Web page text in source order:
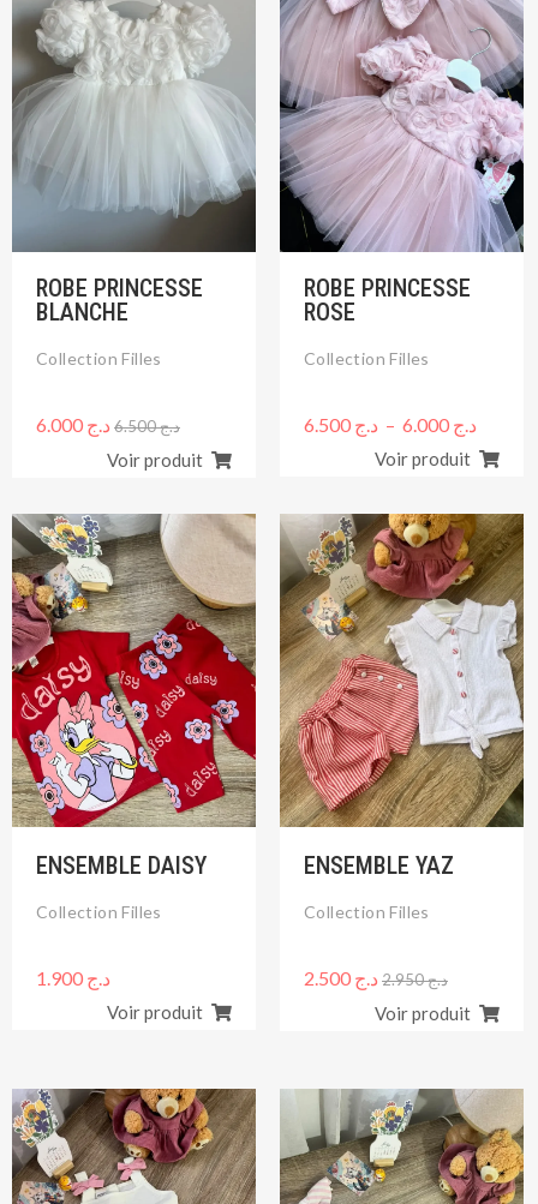
ROBE PRINCESSE
BLANCHE
Collection Filles
د.ج6.500
initial
était :
د.ج 6.500.
د.ج
actuel
est :
Voir produit
ROBE PRINCESSE
ROSE
Collection Filles
د.ج – د.ج
prix :
د.ج 6.000
à
Voir produit
ENSEMBLE DAISY
Collection Filles
د.ج
Voir produit
ENSEMBLE YAZ
Collection Filles
د.ج2.950
Le
prix
initial
était :
د.ج 2.950.
د.ج
Le
prix
actuel
est :
د.ج 2.500.
Voir produit